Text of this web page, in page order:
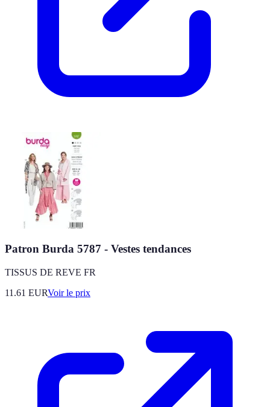
Patron Burda 5787 - Vestes tendances
TISSUS DE REVE FR
11.61 EURVoir le prix